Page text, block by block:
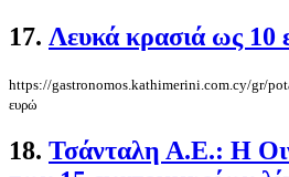
17. Λευκά κρασιά ως 10
https://gastronomos.kathimerini.com.cy/gr/
ευρώ
18. Τσάνταλη Α.Ε.: Η